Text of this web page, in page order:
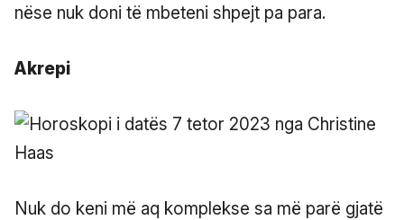
nëse nuk doni të mbeteni shpejt pa para.
Akrepi
Nuk do keni më aq komplekse sa më parë gjatë